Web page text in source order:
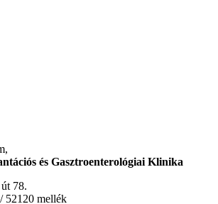
és Gasztroenterológiai Klinika
78.
52120 mellék